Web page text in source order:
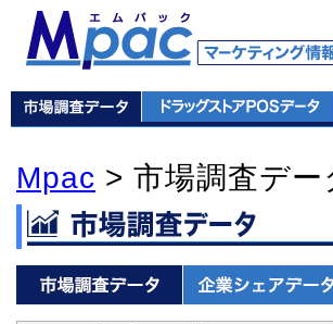
Mpac > 市場調査デ